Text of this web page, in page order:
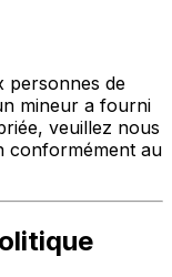
personnes de
mineur a fourni
veuillez nous
conformément au